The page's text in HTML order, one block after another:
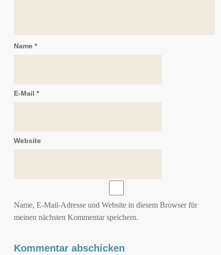
Name *
E-Mail *
Website
Name, E-Mail-Adresse und Website in diesem Browser für
meinen nächsten Kommentar speichern.